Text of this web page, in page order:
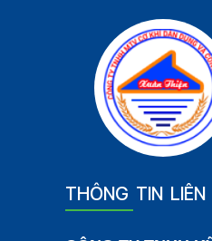
THÔNG TIN LIÊN